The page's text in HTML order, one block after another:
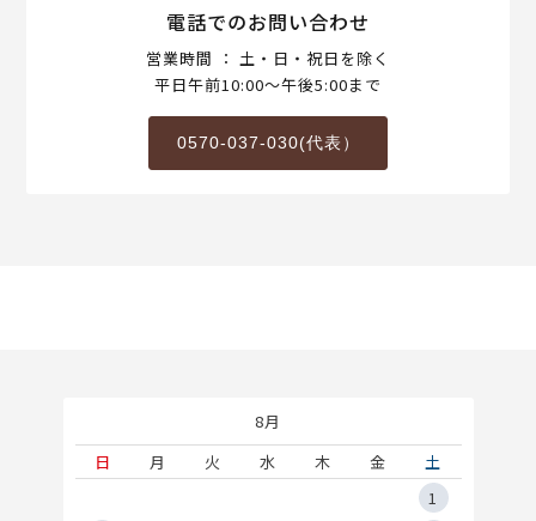
電話でのお問い合わせ
営業時間 ： 土・日・祝日を除く
平日午前10:00～午後5:00まで
0570-037-030(代表）
8月
日
月 火 水 木 金
土
1